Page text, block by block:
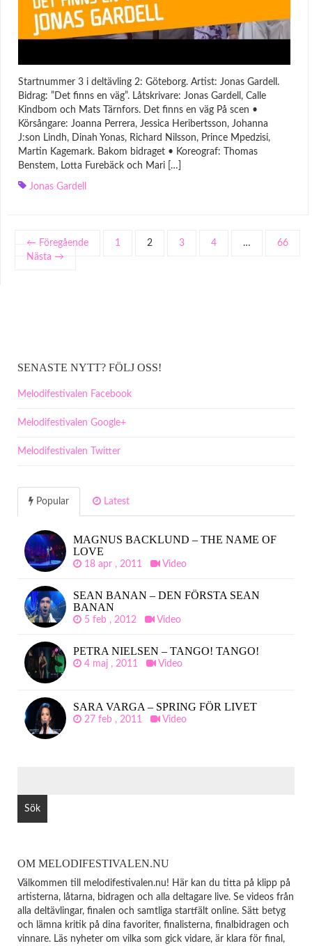
Startnummer 3 i deltävling 2: Göteborg. Artist: Jonas Gardell.
Bidrag: ”Det finns en väg”. Låtskrivare: Jonas Gardell, Calle
Kindbom och Mats Tärnfors. Det finns en väg På scen •
Körsångare: Joanna Perrera, Jessica Heribertsson, Johanna
J:son Lindh, Dinah Yonas, Richard Nilsson, Prince Mpedzisi,
Martin Kagemark. Bakom bidraget • Koreograf: Thomas
Benstem, Lotta Furebäck och Mari […]
Jonas Gardell
← Föregående 1 2 3 4 …
66
Nästa →
SENASTE NYTT? FÖLJ OSS!
Melodifestivalen Facebook
Melodifestivalen Google+
Melodifestivalen Twitter
Popular Latest
MAGNUS BACKLUND – THE NAME OF
LOVE
18 apr , 2011 Video
SEAN BANAN – DEN FÖRSTA SEAN
BANAN
5 feb , 2012 Video
PETRA NIELSEN – TANGO! TANGO!
4 maj , 2011 Video
SARA VARGA – SPRING FÖR LIVET
27 feb , 2011 Video
OM MELODIFESTIVALEN.NU
Välkommen till melodifestivalen.nu! Här kan du titta på klipp på
artisterna, låtarna, bidragen och alla deltagare live. Se videos från
alla deltävlingar, finalen och samtliga startfält online. Sätt betyg
och lämna kritik på dina favoriter, finalisterna, finalbidragen och
vinnare. Läs nyheter om vilka som gick vidare, är klara för final,